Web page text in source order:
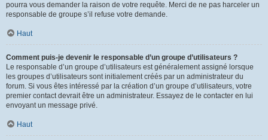
pourra vous demander la raison de votre requête. Merci de ne pas harceler un
responsable de groupe s’il refuse votre demande.
Haut
Comment puis-je devenir le responsable d’un groupe d’utilisateurs ?
Le responsable d’un groupe d’utilisateurs est généralement assigné lorsque
les groupes d’utilisateurs sont initialement créés par un administrateur du
forum. Si vous êtes intéressé par la création d’un groupe d’utilisateurs, votre
premier contact devrait être un administrateur. Essayez de le contacter en lui
envoyant un message privé.
Haut